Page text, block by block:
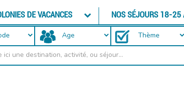
DE VACANCES NOS SÉJOURS 18-25